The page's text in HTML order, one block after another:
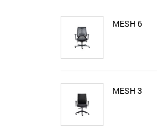
MESH 6
MESH 3